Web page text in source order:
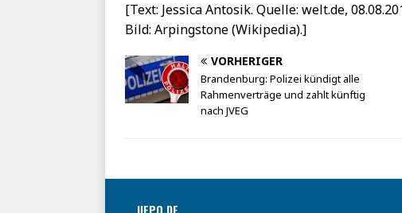
[Text: Jessica Antosik. Quelle: welt.de,
Bild: Arpingstone (Wikipedia).]
VORHERIGER
Brandenburg: Polizei kündigt alle
Rahmenverträge und zahlt künftig
nach JVEG
UEPO.DE